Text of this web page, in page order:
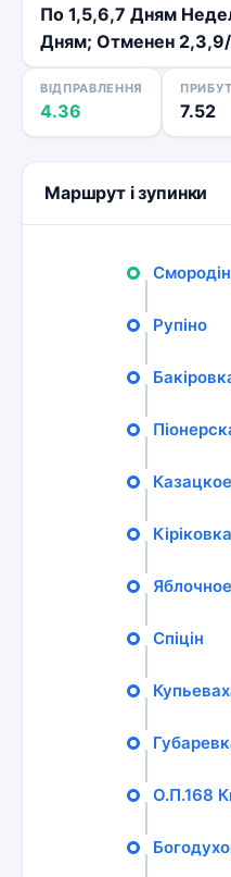
По 1,5,6,7 Дням
Дням; Отменен
ВІДПРАВЛЕННЯ
4.36 7.52
Маршрут і зупинки
Рупіно
Казацкое
Кіріковка
Яблочное
Спіцін
О.П.168